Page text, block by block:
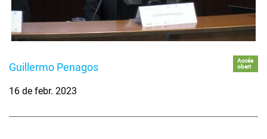
Guillermo Penagos
Accés
obert
16 de febr. 2023